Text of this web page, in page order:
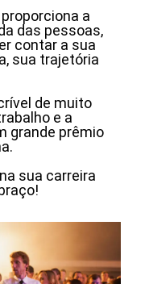
a
das pessoas,
contar a sua
sua trajetória
de muito
e a
grande prêmio
sua carreira